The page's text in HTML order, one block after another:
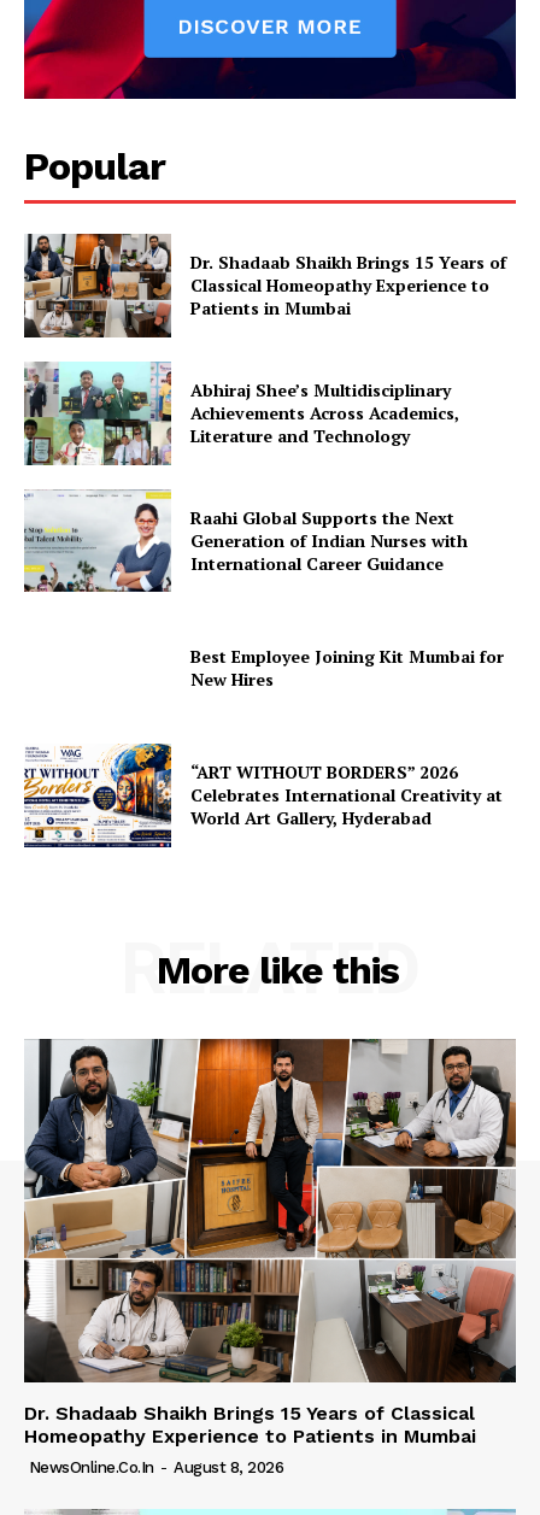
Popular
Dr. Shadaab Shaikh Brings 15 Years of
Classical Homeopathy Experience to
Patients in Mumbai
Abhiraj Shee’s Multidisciplinary
Achievements Across Academics,
Literature and Technology
Raahi Global Supports the Next
Generation of Indian Nurses with
International Career Guidance
Best Employee Joining Kit Mumbai for
New Hires
“ART WITHOUT BORDERS” 2026
Celebrates International Creativity at
World Art Gallery, Hyderabad
More like this
RELATED
Dr. Shadaab Shaikh Brings 15 Years of Classical
Homeopathy Experience to Patients in Mumbai
NewsOnline.co.in - August 8, 2026